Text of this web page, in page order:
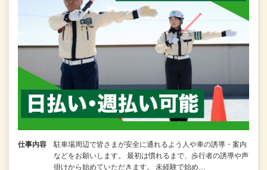
仕事内容
駐車場周辺で皆さまが安全に通れるよう人や車の誘導・案内
などをお願いします。 最初は慣れるまで、歩行者の誘導や声
掛けから始めていただきます。 未経験で始め…